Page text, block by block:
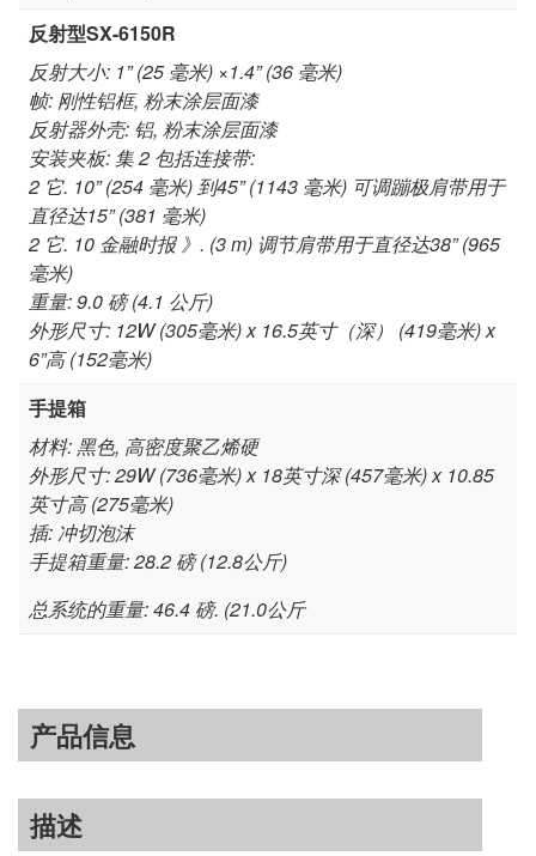
反射型SX-6150R
反射大小: 1” (25 毫米) ×1.4” (36 毫米)
帧: 刚性铝框, 粉末涂层面漆
反射器外壳: 铝, 粉末涂层面漆
安装夹板: 集 2 包括连接带:
2 它. 10” (254 毫米) 到45” (1143 毫米) 可调蹦极肩带用于
直径达15” (381 毫米)
2 它. 10 金融时报 》. (3 m) 调节肩带用于直径达38” (965
毫米)
重量: 9.0 磅 (4.1 公斤)
外形尺寸: 12W (305毫米) x 16.5英寸（深） (419毫米) x
6”高 (152毫米)
手提箱
材料: 黑色, 高密度聚乙烯硬
外形尺寸: 29W (736毫米) x 18英寸深 (457毫米) x 10.85
英寸高 (275毫米)
插: 冲切泡沫
手提箱重量: 28.2 磅 (12.8公斤)
总系统的重量: 46.4 磅. (21.0公斤
产品信息
描述